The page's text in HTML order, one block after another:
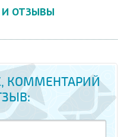
ОТЗЫВЫ
КОММЕНТАРИЙ